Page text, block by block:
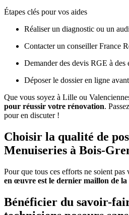
Étapes clés pour vos aides
Réaliser un diagnostic ou un
Contacter un conseiller France
Demander des devis RGE à des
Déposer le dossier en ligne
Que vous soyez à Lille ou
pour réussir votre rénovation.
pour en discuter !
Choisir la qualité de
Menuiseries à Bois-
Pour que tous ces efforts ne soient pas
en œuvre est le dernier maillon de la
Bénéficier du savoir-